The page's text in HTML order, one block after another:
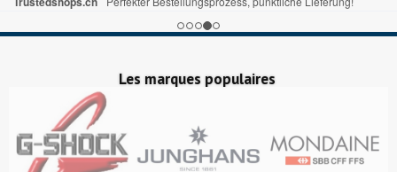
Les marques populaires